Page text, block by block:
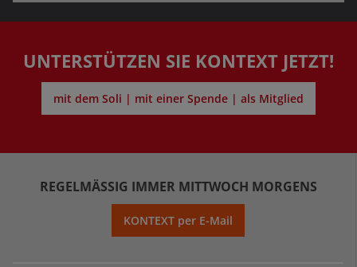
UNTERSTÜTZEN SIE KONTEXT JETZT!
mit dem Soli | mit einer Spende | als Mitglied
REGELMÄSSIG IMMER MITTWOCH MORGENS
KONTEXT per E-Mail